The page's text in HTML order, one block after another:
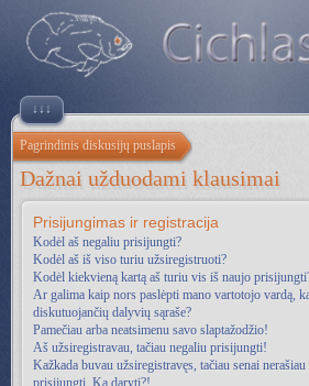
↓↓↓
Pagrindinis diskusijų puslapis
Dažnai užduodami klausimai
Prisijungimas ir registracija
Kodėl aš negaliu prisijungti?
Kodėl aš iš viso turiu užsiregistruoti?
Kodėl kiekvieną kartą aš turiu vis iš naujo
Ar galima kaip nors paslėpti mano vartotojo vardą,
diskutuojančių dalyvių sąraše?
Pamečiau arba neatsimenu savo slaptažodžio!
Aš užsiregistravau, tačiau negaliu prisijungti!
Kažkada buvau užsiregistravęs, tačiau senai
prisijungti. Ką daryti?!